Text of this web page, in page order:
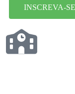
INSCREVA-SE